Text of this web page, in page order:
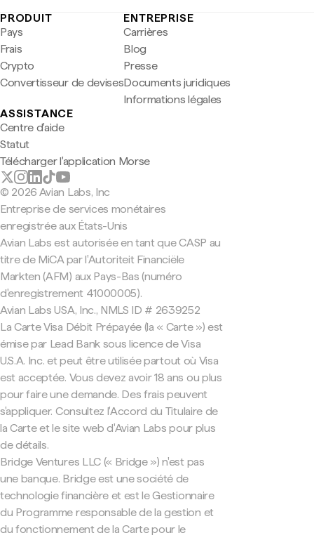
PRODUIT
Pays
Frais
Crypto
Convertisseur de devises
ENTREPRISE
Carrières
Blog
Presse
Documents juridiques
Informations légales
ASSISTANCE
Centre d'aide
Statut
Télécharger l'application Morse
© 2026 Avian Labs, Inc
Entreprise de services monétaires
enregistrée aux États-Unis
Avian Labs est autorisée en tant que CASP au
titre de MiCA par l'Autoriteit Financiële
Markten (AFM) aux Pays-Bas (numéro
d'enregistrement 41000005).
Avian Labs USA, Inc., NMLS ID # 2639252
La Carte Visa Débit Prépayée (la « Carte ») est
émise par Lead Bank sous licence de Visa
U.S.A. Inc. et peut être utilisée partout où Visa
est acceptée. Vous devez avoir 18 ans ou plus
pour faire une demande. Des frais peuvent
s'appliquer. Consultez l'Accord du Titulaire de
la Carte et le site web d'Avian Labs pour plus
de détails.
Bridge Ventures LLC (« Bridge ») n'est pas
une banque. Bridge est une société de
technologie financière et est le Gestionnaire
du Programme responsable de la gestion et
du fonctionnement de la Carte pour le